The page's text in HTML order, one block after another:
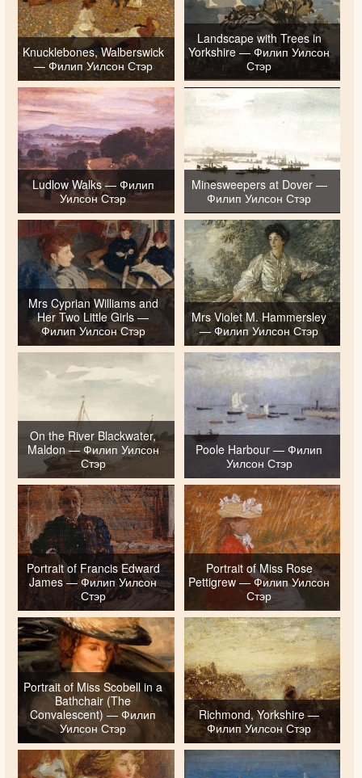
Knucklebones, Walberswick
— Филип Уилсон Стэр
Landscape with Trees in
Yorkshire — Филип Уилсон
Стэр
Ludlow Walks — Филип
Уилсон Стэр
Minesweepers at Dover —
Филип Уилсон Стэр
Mrs Cyprian Williams and
Her Two Little Girls —
Филип Уилсон Стэр
Mrs Violet M. Hammersley
— Филип Уилсон Стэр
On the River Blackwater,
Maldon — Филип Уилсон
Стэр
Poole Harbour — Филип
Уилсон Стэр
Portrait of Francis Edward
James — Филип Уилсон
Стэр
Portrait of Miss Rose
Pettigrew — Филип Уилсон
Стэр
Portrait of Miss Scobell in a
Bathchair (The
Convalescent) — Филип
Уилсон Стэр
Richmond, Yorkshire —
Филип Уилсон Стэр